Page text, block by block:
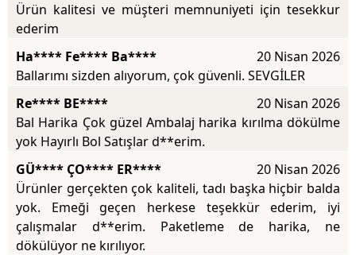
Ürün kalitesi ve müşteri memnuniyeti için tesekkur
ederim
Ha**** Fe**** Ba****
20 Nisan 2026
Ballarımı sizden alıyorum, çok güvenli. SEVGİLER
Re**** BE****
20 Nisan 2026
Bal Harika Çok güzel Ambalaj harika kırılma dökülme
yok Hayırlı Bol Satışlar d**erim.
GÜ**** ÇO**** ER****
20 Nisan 2026
Ürünler gerçekten çok kaliteli, tadı başka hiçbir balda
yok. Emeği geçen herkese teşekkür ederim, iyi
çalışmalar d**erim. Paketleme de harika, ne
dökülüyor ne kırılıyor.